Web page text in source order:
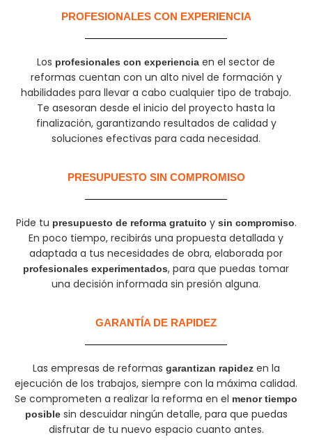
PROFESIONALES CON EXPERIENCIA​
Los profesionales con experiencia en el sector de
reformas cuentan con un alto nivel de formación y
habilidades para llevar a cabo cualquier tipo de trabajo.
Te asesoran desde el inicio del proyecto hasta la
finalización, garantizando resultados de calidad y
soluciones efectivas para cada necesidad.
PRESUPUESTO SIN COMPROMISO
Pide tu presupuesto de reforma gratuito y sin compromiso.
En poco tiempo, recibirás una propuesta detallada y
adaptada a tus necesidades de obra, elaborada por
profesionales experimentados, para que puedas tomar
una decisión informada sin presión alguna.
GARANTÍA DE RAPIDEZ​
Las empresas de reformas garantizan rapidezen la
ejecución de los trabajos, siempre con la máxima calidad.
Se comprometen a realizar la reforma en el menor tiempo
posiblesin descuidar ningún detalle, para que puedas
disfrutar de tu nuevo espacio cuanto antes.